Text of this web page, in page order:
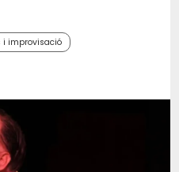
i improvisació